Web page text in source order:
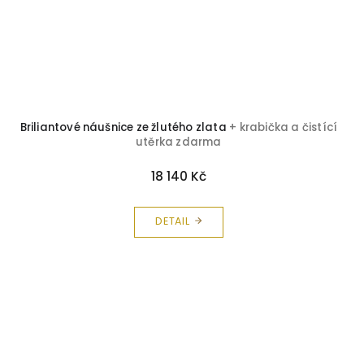
Briliantové náušnice ze žlutého zlata + krabička a čistící
utěrka zdarma
18 140 Kč
DETAIL